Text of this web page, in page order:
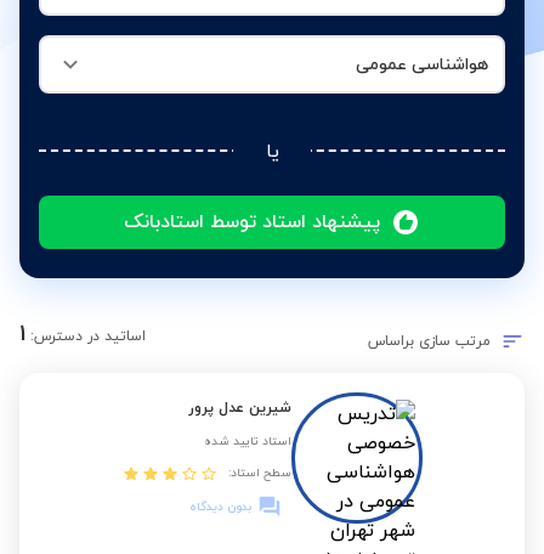
هواشناسی عمومی
یا
پیشنهاد استاد توسط استادبانک
مرتب سازی براساس اساتید در دسترس: 1
شیرین عدل پرور
استاد تایید شده
سطح استاد:
بدون دیدگاه